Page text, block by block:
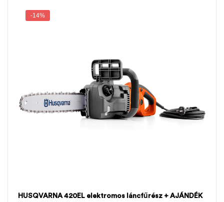
-14%
HUSQVARNA 420EL elektromos láncfűrész + AJÁNDÉK